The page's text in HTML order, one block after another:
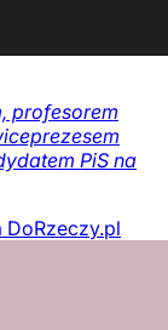
profesorem
PiS na
DoRzeczy.pl